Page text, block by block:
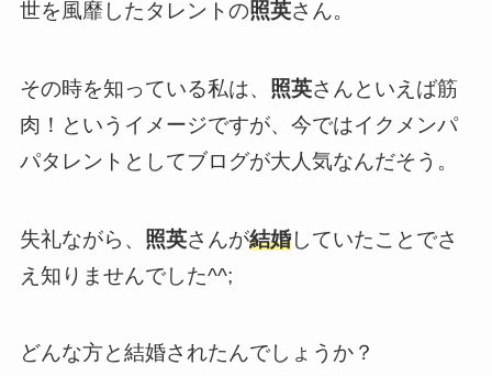
世を風靡したタレントの照英さん。
その時を知っている私は、 照英さんといえば筋
肉！というイメージですが、今ではイクメンパ
パタレントとしてブログが大人気なんだそう。
失礼ながら、 照英さんが結婚していたことでさ
え知りませんでした^^;
どんな方と結婚されたんでしょうか？